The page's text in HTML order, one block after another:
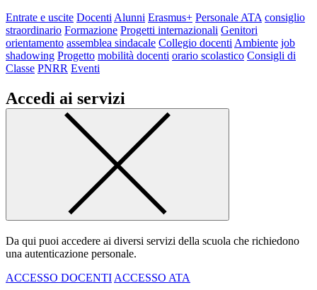
Entrate e uscite Docenti Alunni Erasmus+ Personale ATA consiglio
straordinario Formazione Progetti internazionali Genitori
orientamento assemblea sindacale Collegio docenti Ambiente job
shadowing Progetto mobilità docenti orario scolastico Consigli di
Classe PNRR Eventi
Accedi ai servizi
Da qui puoi accedere ai diversi servizi della scuola che richiedono
una autenticazione personale.
ACCESSO DOCENTI ACCESSO ATA